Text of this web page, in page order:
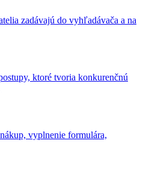
zadávajú do vyhľadávača a na
ktoré tvoria konkurenčnú
vyplnenie formulára,